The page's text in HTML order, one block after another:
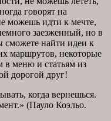
говорят на
можешь идти к мечте,
заезженный, но в
сможете найти идеи к
маршрутов, некоторые
в меню и статьям из
дорогой друг!
когда вернешься.
(Пауло Коэльо.